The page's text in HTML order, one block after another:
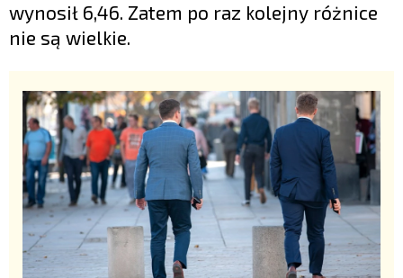
wynosił 6,46. Zatem po raz kolejny różnice
nie są wielkie.